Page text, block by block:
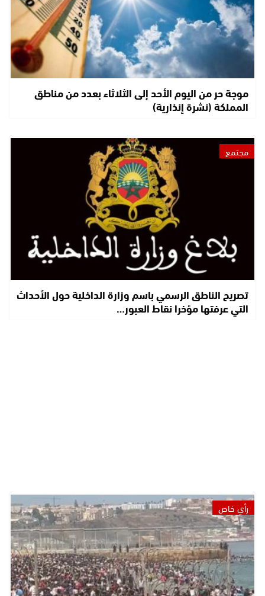
موجة حر من اليوم الأحد إلى الثلاثاء بعدد من مناطق
المملكة (نشرة إنذارية)
مجتمع
تصريح الناطق الرسمي باسم وزارة الداخلية حول الأحداث
التي عرفتها مؤخرا نقاط العبور…
رأي خاص